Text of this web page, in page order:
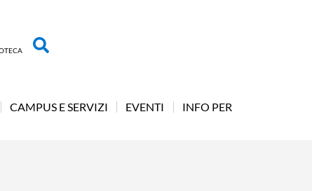
CAMPUS E SERVIZI EVENTI INFO PER